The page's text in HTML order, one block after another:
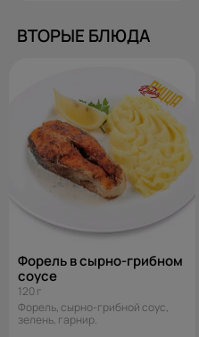
ВТОРЫЕ БЛЮДА
Форель в сырно-грибном
соусе
120 г
Форель, сырно-грибной соус,
зелень, гарнир.